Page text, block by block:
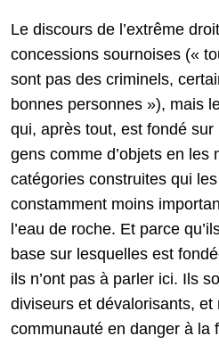
Le discours de l’extrême
concessions sournoises («
sont pas des criminels,
bonnes personnes »), mais
qui, après tout, est fondé
gens comme d’objets en les
catégories construites qui
constamment moins
l’eau de roche. Et parce
base sur lesquelles est
ils n’ont pas à parler ici. Ils
diviseurs et dévalorisants, et
communauté en danger à la